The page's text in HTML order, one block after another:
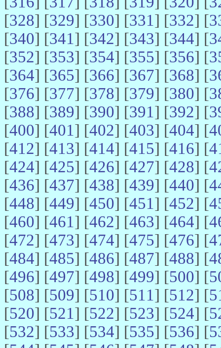
[328] [329] [330] [331] [332] [
[340] [341] [342] [343] [344] [
[352] [353] [354] [355] [356] [
[364] [365] [366] [367] [368] [
[376] [377] [378] [379] [380] [
[388] [389] [390] [391] [392] [
[400] [401] [402] [403] [404] [
[412] [413] [414] [415] [416] [
[424] [425] [426] [427] [428] [
[436] [437] [438] [439] [440] [
[448] [449] [450] [451] [452] [
[460] [461] [462] [463] [464] [
[472] [473] [474] [475] [476] [
[484] [485] [486] [487] [488] [
[496] [497] [498] [499] [500] [
[508] [509] [510] [511] [512] [
[520] [521] [522] [523] [524] [
[532] [533] [534] [535] [536] [